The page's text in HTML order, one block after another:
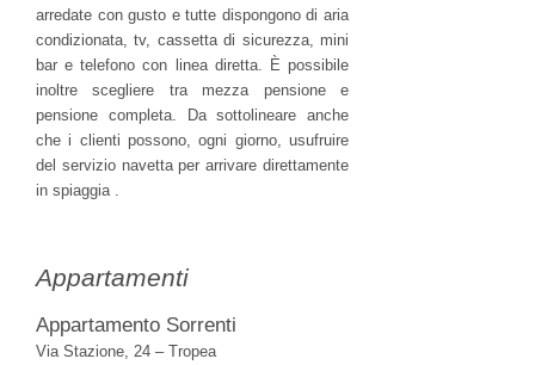
arredate con gusto e tutte dispongono di aria
condizionata, tv, cassetta di sicurezza, mini
bar e telefono con linea diretta. È possibile
inoltre scegliere tra mezza pensione e
pensione completa. Da sottolineare anche
che i clienti possono, ogni giorno, usufruire
del servizio navetta per arrivare direttamente
in spiaggia
Appartamenti
Appartamento Sorrenti
Via Stazione, 24 – Tropea